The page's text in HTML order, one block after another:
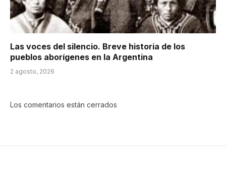
Las voces del silencio. Breve historia de los
pueblos aborígenes en la Argentina
2 agosto, 2026
Los comentarios están cerrados